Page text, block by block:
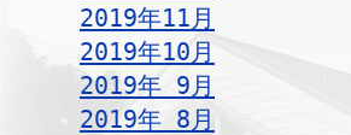
2019年11月
2019年10月
2019年 9月
2019年 8月